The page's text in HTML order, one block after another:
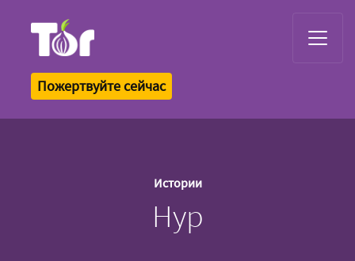
Пожертвуйте сейчас
Истории
Нур